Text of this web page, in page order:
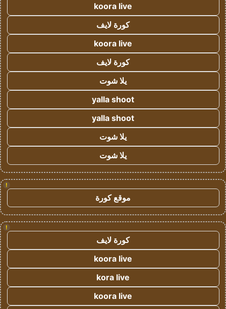
koora live
كورة لايف
koora live
كورة لايف
يلا شوت
yalla shoot
yalla shoot
يلا شوت
يلا شوت
!
موقع كورة
!
كورة لايف
koora live
kora live
koora live